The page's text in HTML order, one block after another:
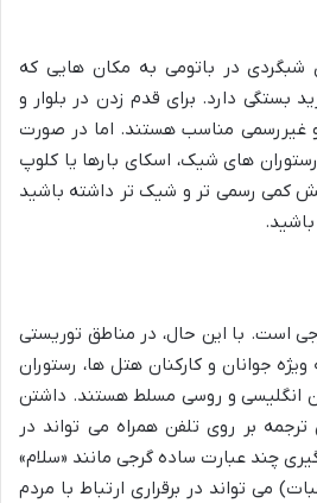
شبگردی در باتومی به مکان هایی که
بستگی دارد. برای قدم زدن در بلوار و
غیررسمی مناسب هستند. اما در صورت
رستوران های شیک، اسکای بارها یا کلوپ
کمی رسمی تر و شیک تر داشته باشید
است. با این حال، در مناطق توریستی
ویژه جوانان و کارکنان هتل ها، رستوران
انگلیسی و روسی مسلط هستند. داشتن
بر روی تلفن همراه می تواند در
چند عبارت ساده گرجی مانند «سلام»
می تواند در برقراری ارتباط با مردم